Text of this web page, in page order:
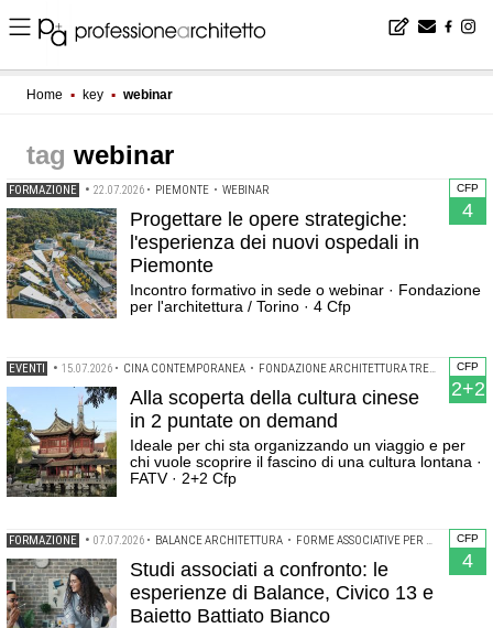
Home ▪ key ▪ webinar
webinar
CFP
4
FORMAZIONE • 22.07.2026 • PIEMONTE • WEBINAR
Progettare le opere strategiche:
l'esperienza dei nuovi ospedali in
Piemonte
Incontro formativo in sede o webinar · Fondazione
per l'architettura / Torino · 4 Cfp
CFP
2+2
EVENTI • 15.07.2026 • CINA CONTEMPORANEA • FONDAZIONE ARCHITETTURA TREVISO •
Alla scoperta della cultura cinese
in 2 puntate on demand
Ideale per chi sta organizzando un viaggio e per
chi vuole scoprire il fascino di una cultura lontana ·
FATV · 2+2 Cfp
CFP
4
FORMAZIONE • 07.07.2026 • BALANCE ARCHITETTURA • FORME ASSOCIATIVE PER ARCHITETTI
Studi associati a confronto: le
esperienze di Balance, Civico 13 e
Baietto Battiato Bianco